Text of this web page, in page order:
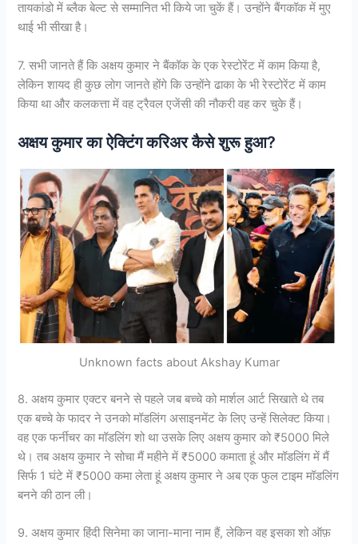
तायकांडो में ब्लैक बेल्ट से सम्मानित भी किये जा चुकें हैं। उन्होंने बैंगकॉक में मुए
थाई भी सीखा है।
7. सभी जानते हैं कि अक्षय कुमार ने बैंकॉक के एक रेस्टोरेंट में काम किया है,
लेकिन शायद ही कुछ लोग जानते होंगे कि उन्होंने ढाका के भी रेस्टोरेंट में काम
किया था और कलकत्ता में वह ट्रैवल एजेंसी की नौकरी वह कर चुके हैं।
अक्षय कुमार का ऐक्टिंग करिअर कैसे शुरू हुआ?
Unknown facts about Akshay Kumar
8. अक्षय कुमार एक्टर बनने से पहले जब बच्चे को मार्शल आर्ट सिखाते थे तब
एक बच्चे के फादर ने उनको मॉडलिंग असाइनमेंट के लिए उन्हें सिलेक्ट किया।
वह एक फर्नीचर का मॉडलिंग शो था उसके लिए अक्षय कुमार को ₹5000 मिले
थे। तब अक्षय कुमार ने सोचा मैं महीने में ₹5000 कमाता हूं और मॉडलिंग में मैं
सिर्फ 1 घंटे में ₹5000 कमा लेता हूं अक्षय कुमार ने अब एक फुल टाइम मॉडलिंग
बनने की ठान ली।
9. अक्षय कुमार हिंदी सिनेमा का जाना-माना नाम हैं, लेकिन वह इसका शो ऑफ़